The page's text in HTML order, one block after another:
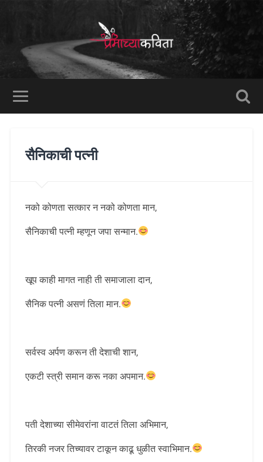
सैनिकाची पत्नी
नको कोणता सत्कार न नको कोणता मान,
सैनिकाची पत्नी म्हणून जपा सन्मान.
खूप काही मागत नाही ती समाजाला दान,
सैनिक पत्नी असणं तिला मान.
सर्वस्व अर्पण करून ती देशाची शान,
एकटी स्त्री समान करू नका अपमान.
पती देशाच्या सीमेवरांना वाटतं तिला अभिमान,
तिरकी नजर तिच्यावर टाकून काढू धुळीत स्वाभिमान.